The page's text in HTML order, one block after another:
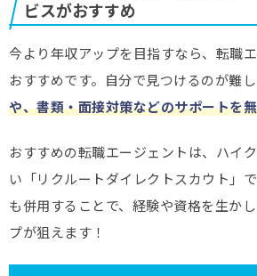
ビスがおすすめ
今より年収アップを目指すなら、転職
おすすめです。自分で見つけるのが難
や、書類・面接対策などのサポートを
おすすめの転職エージェントは、ハイ
い「リクルートダイレクトスカウト」で
も併用することで、経験や資格を生か
プが狙えます！